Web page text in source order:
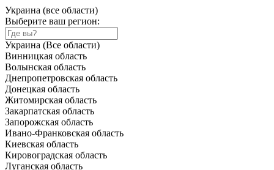
Украина (все области)
Выберите ваш регион:
Украина (Все области)
Винницкая область
Волынская область
Днепропетровская область
Донецкая область
Житомирская область
Закарпатская область
Запорожская область
Ивано-Франковская область
Киевская область
Кировоградская область
Луганская область